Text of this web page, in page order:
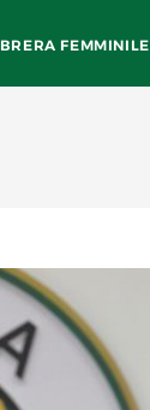
BRERA FEMMINILE